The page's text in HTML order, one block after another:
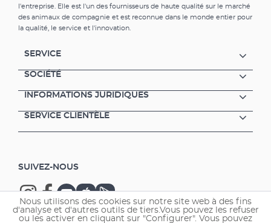
l'entreprise. Elle est l'un des fournisseurs de haute qualité sur le marché
des animaux de compagnie et est reconnue dans le monde entier pour
la qualité, le service et l'innovation.
SERVICE
SOCIÉTÉ
INFORMATIONS JURIDIQUES
SERVICE CLIENTÈLE
SUIVEZ-NOUS
Nous utilisons des cookies sur notre site web à des fins
d'analyse et d'autres outils de tiers.Vous pouvez les refuser
ou les activer en cliquant sur "Configurer". Vous pouvez